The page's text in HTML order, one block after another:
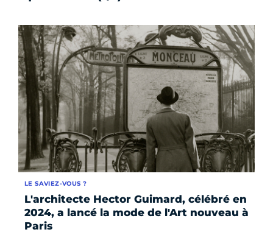
L'architecte Hector Guimard, célébré en
2024, a lancé la mode de l'Art nouveau à
Paris
LE SAVIEZ-VOUS ?